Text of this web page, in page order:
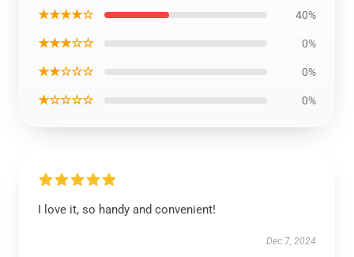
★★★★☆ 40%
★★★☆☆ 0%
★★☆☆☆ 0%
★☆☆☆☆ 0%
I love it, so handy and convenient!
Dec 7, 2024